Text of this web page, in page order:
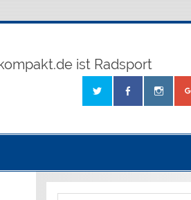
ist Radsport